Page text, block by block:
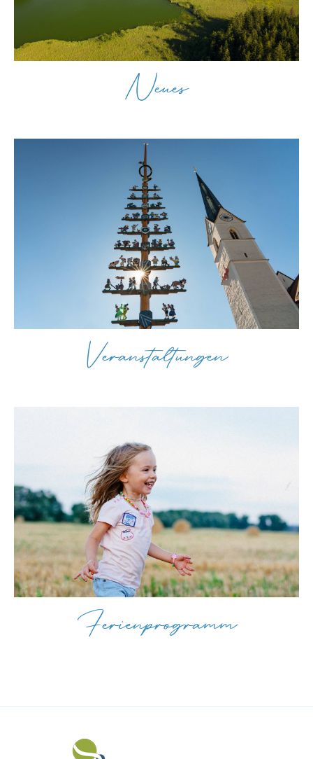
Suche
Neues
Veranstaltungen
Ferienprogramm